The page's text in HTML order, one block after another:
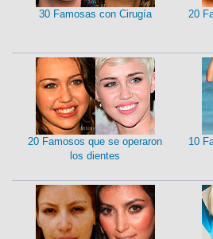
30 Famosas con Cirugía
20
20 Famosos que se operaron
los dientes
10